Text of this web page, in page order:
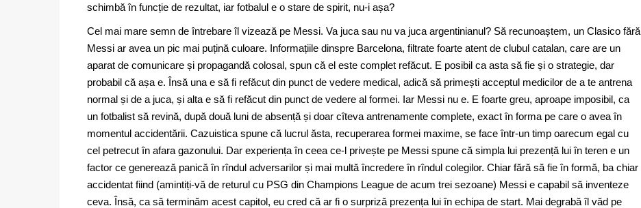
schimbă în funcție de rezultat, iar fotbalul e o stare de spirit, nu-i așa?
Cel mai mare semn de întrebare îl vizează pe Messi. Va juca sau nu va juca argentinianul? Să recunoaștem, un Clasico fără
Messi ar avea un pic mai puțină culoare. Informațiile dinspre Barcelona, filtrate foarte atent de clubul catalan, care are un
aparat de comunicare și propagandă colosal, spun că el este complet refăcut. E posibil ca asta să fie și o strategie, dar
probabil că așa e. Însă una e să fi refăcut din punct de vedere medical, adică să primești acceptul medicilor de a te antrena
normal și de a juca, și alta e să fi refăcut din punct de vedere al formei. Iar Messi nu e. E foarte greu, aproape imposibil, ca
un fotbalist să revină, după două luni de absență și doar cîteva antrenamente complete, exact în forma pe care o avea în
momentul accidentării. Cazuistica spune că lucrul ăsta, recuperarea formei maxime, se face într-un timp oarecum egal cu
cel petrecut în afara gazonului. Dar experiența în ceea ce-l privește pe Messi spune că simpla lui prezență lui în teren e un
factor ce generează panică în rîndul adversarilor și mai multă încredere în rîndul colegilor. Chiar fără să fie în formă, ba chiar
accidentat fiind (amintiți-vă de returul cu PSG din Champions League de acum trei sezoane) Messi e capabil să inventeze
ceva. Însă, ca să terminăm acest capitol, eu cred că ar fi o surpriză prezența lui în echipa de start. Mai degrabă îl văd pe